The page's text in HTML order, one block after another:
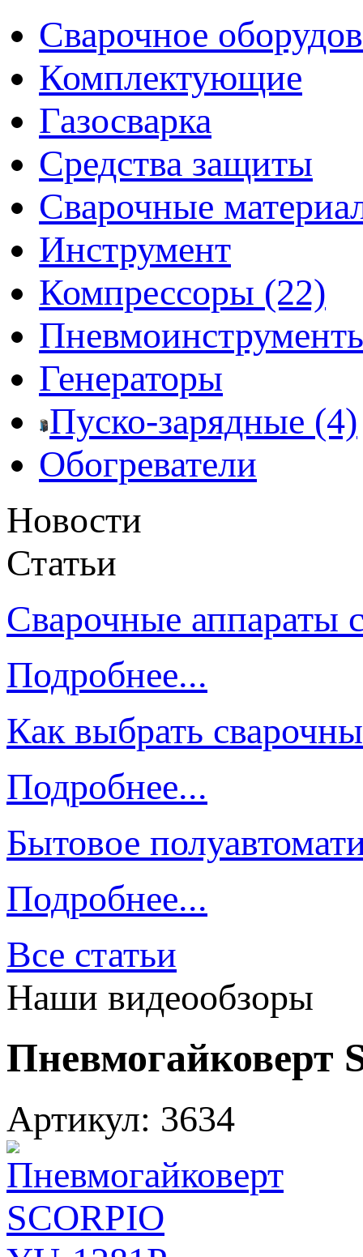
Сварочное
Комплектующие
Газосварка
Средства защиты
Сварочные
Инструмент
Компрессоры (22)
Генераторы
Пуско-зарядные (4)
Обогреватели
Новости
Статьи
Сварочные аппараты
Подробнее...
Как выбрать
Подробнее...
Бытовое
Подробнее...
Все статьи
Наши видеообзоры
Пневмогайковерт
Артикул: 3634